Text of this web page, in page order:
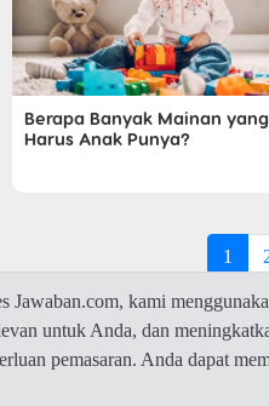
Berapa Banyak Mainan yang
Harus Anak Punya?
1
Jawaban.com, kami
untuk Anda, dan
pemasaran. Anda dapat
© 2026